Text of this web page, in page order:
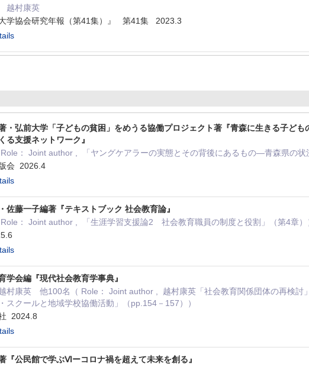
越村康英
大学協会研究年報（第41集）』 第41集 2023.3
・弘前大学「子どもの貧困」をめうる協働プロジェクト著『青森に生きる子ど
る支援ネットワーク』
： Joint author , 「ヤングケアラーの実態とその背後にあるもの―青森県の状
会 2026.4
佐藤一子編著『テキストブック 社会教育論』
： Joint author , 「生涯学習支援論2 社会教育職員の制度と役割」（第4章）
学会編『現代社会教育学事典』
村康英 他100名（ Role： Joint author , 越村康英「社会教育関係団体の再
スクールと地域学校協働活動」（pp.154－157））
2024.8
『公民館で学ぶⅥーコロナ禍を超えて未来を創る』